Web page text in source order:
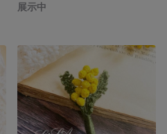
展示中